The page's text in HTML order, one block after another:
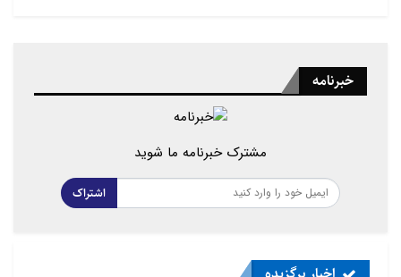
خبرنامه
مشترک خبرنامه ما شوید
اشتراک